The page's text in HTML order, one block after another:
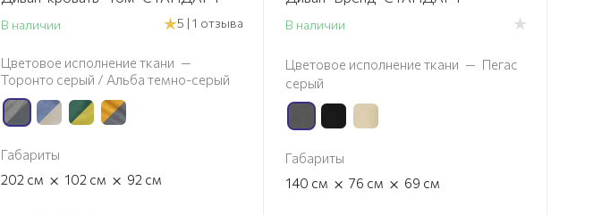
В наличии 5 | 1 отзыва
Цветовое исполнение ткани —
Торонто серый / Альба темно-серый
Габариты
202 см × 102 см × 92 см
В наличии
Цветовое исполнение ткани — Пегас
серый
Габариты
140 см × 76 см × 69 см